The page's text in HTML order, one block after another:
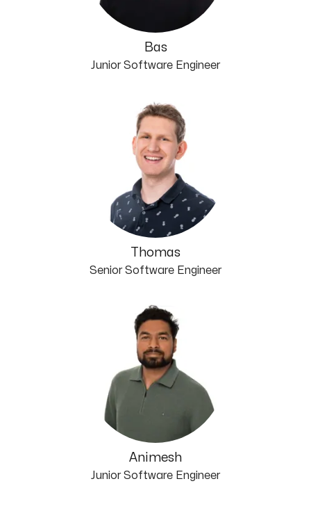
Bas
Junior Software Engineer
Thomas
Senior Software Engineer
Animesh
Junior Software Engineer